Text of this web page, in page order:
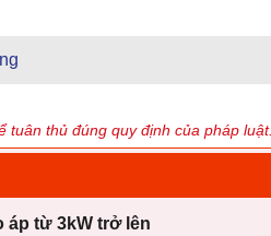
tuân thủ đúng quy định của pháp luật.
áp từ 3kW trở lên